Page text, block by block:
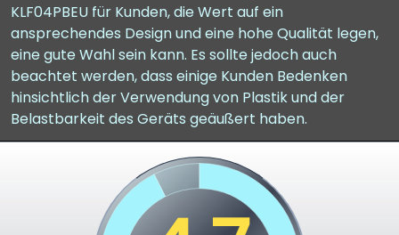
KLF04PBEU für Kunden, die Wert auf ein
ansprechendes Design und eine hohe Qualität legen,
eine gute Wahl sein kann. Es sollte jedoch auch
beachtet werden, dass einige Kunden Bedenken
hinsichtlich der Verwendung von Plastik und der
Belastbarkeit des Geräts geäußert haben.